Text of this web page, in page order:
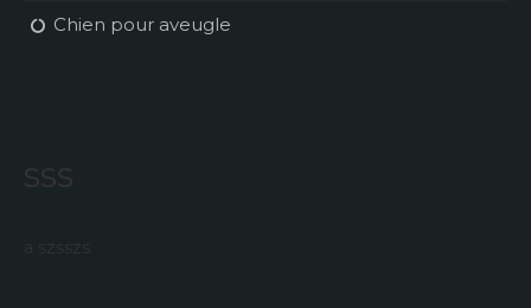
Chien pour aveugle
sss
a szsszs